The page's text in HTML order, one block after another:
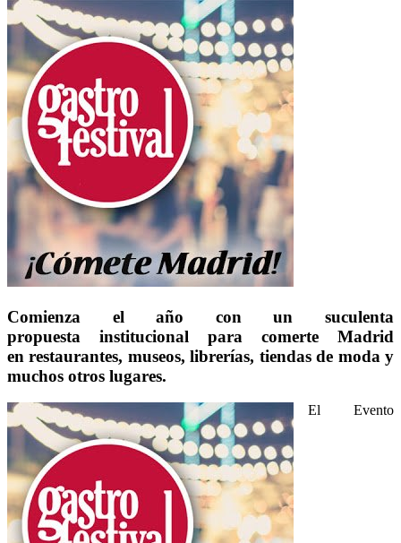
Comienza el año con un suculenta
propuesta institucional para comerte Madrid
en restaurantes, museos, librerías, tiendas de moda y
muchos otros lugares.
El Evento